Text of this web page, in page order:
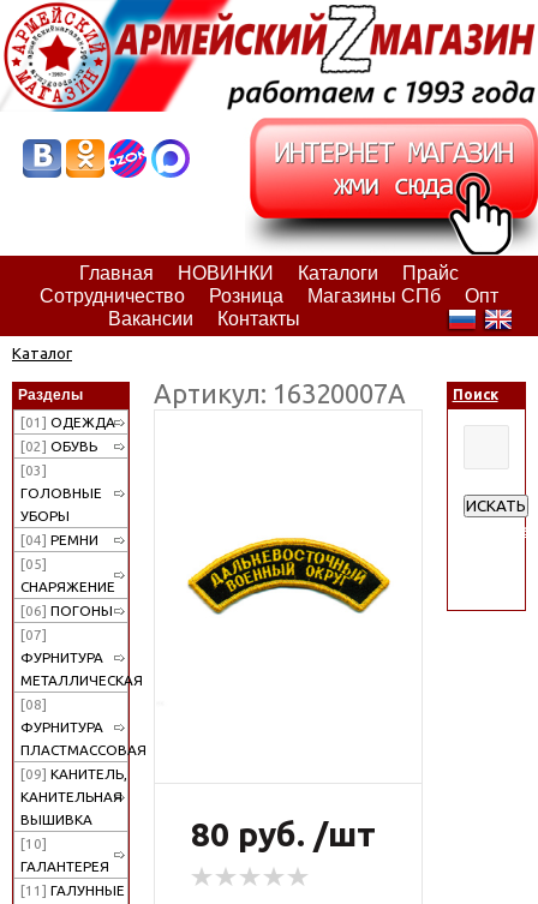
Главная НОВИНКИ Каталоги
Прайс
Сотрудничество
Розница Магазины СПб
Опт
Вакансии
Контакты
Каталог
Разделы
[01] ОДЕЖДА
[02] ОБУВЬ
[03]
ГОЛОВНЫЕ
УБОРЫ
[04] РЕМНИ
[05]
СНАРЯЖЕНИЕ
[06] ПОГОНЫ
[07]
ФУРНИТУРА
МЕТАЛЛИЧЕСКАЯ
[08]
ФУРНИТУРА
ПЛАСТМАССОВАЯ
[09] КАНИТЕЛЬ,
КАНИТЕЛЬНАЯ
ВЫШИВКА
[10]
ГАЛАНТЕРЕЯ
[11] ГАЛУННЫЕ
Артикул: 16320007А
80 руб. /шт
Поиск
ИСКАТЬ